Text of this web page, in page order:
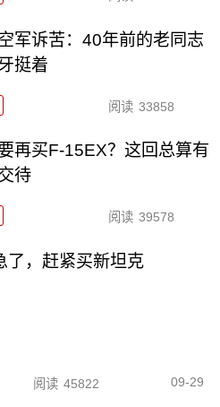
军诉苦：40年前的老同志
挺着
阅读 33858
再买F-15EX？这回总算有
待
阅读 39578
了，赶紧买新坦克
阅读 45822 09-29